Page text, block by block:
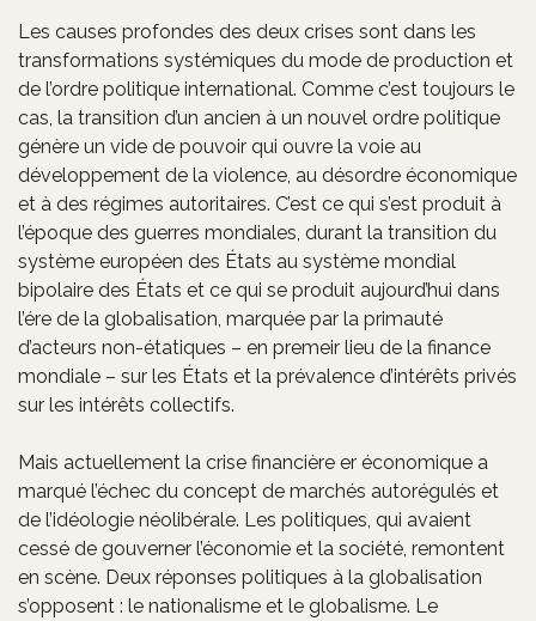
Les causes profondes des deux crises sont dans les
transformations systémiques du mode de production et
de l’ordre politique international. Comme c’est toujours le
cas, la transition d’un ancien à un nouvel ordre politique
génère un vide de pouvoir qui ouvre la voie au
développement de la violence, au désordre économique
et à des régimes autoritaires. C’est ce qui s’est produit à
l’époque des guerres mondiales, durant la transition du
système européen des États au système mondial
bipolaire des États et ce qui se produit aujourd’hui dans
l’ére de la globalisation, marquée par la primauté
d’acteurs non-étatiques – en premeir lieu de la finance
mondiale – sur les États et la prévalence d’intérêts privés
sur les intérêts collectifs.
Mais actuellement la crise financière er économique a
marqué l’échec du concept de marchés autorégulés et
de l’idéologie néolibérale. Les politiques, qui avaient
cessé de gouverner l’économie et la société, remontent
en scène. Deux réponses politiques à la globalisation
s’opposent : le nationalisme et le globalisme. Le